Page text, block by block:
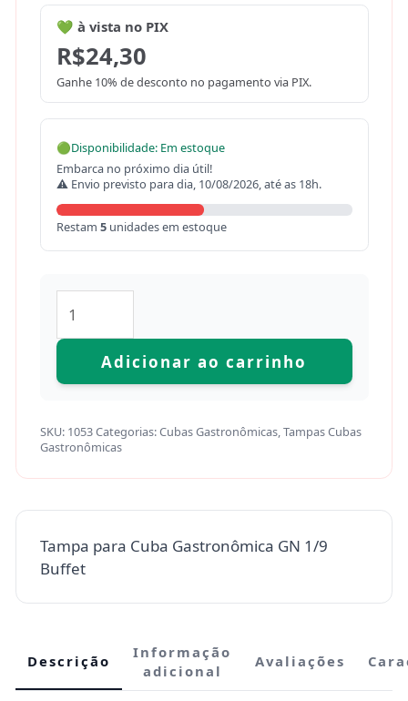
💚 à vista no PIX
R$24,30
Ganhe 10% de desconto no pagamento via PIX.
🟢Disponibilidade: Em estoque
Embarca no próximo dia útil!
⚠ Envio previsto para dia, 10/08/2026, até as 18h.
Restam 5unidades em estoque
Adicionar ao carrinho
SKU: 1053Categorias:Cubas Gastronômicas,Tampas Cubas
Gastronômicas
Tampa para Cuba Gastronômica GN 1/9
Buffet
Descrição
Informação
adicional
Avaliações